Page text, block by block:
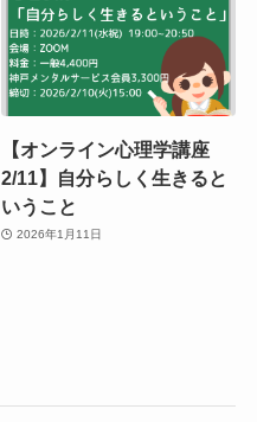
【オンライン心理学講座
2/11】自分らしく生きると
いうこと
2026年1月11日